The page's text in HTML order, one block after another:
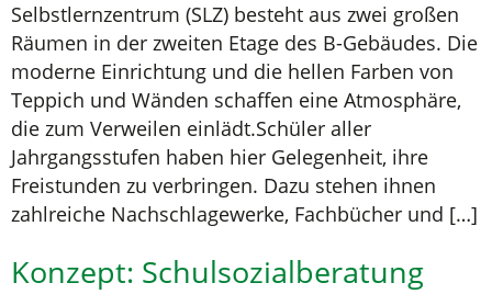
Selbstlernzentrum (SLZ) besteht aus zwei großen
Räumen in der zweiten Etage des B-Gebäudes. Die
moderne Einrichtung und die hellen Farben von
Teppich und Wänden schaffen eine Atmosphäre,
die zum Verweilen einlädt.Schüler aller
Jahrgangsstufen haben hier Gelegenheit, ihre
Freistunden zu verbringen. Dazu stehen ihnen
zahlreiche Nachschlagewerke, Fachbücher und […]
Konzept: Schulsozialberatung